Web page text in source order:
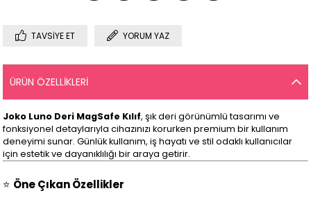
TAVSIYE ET YORUM YAZ
ÜRÜN ÖZELLIKLERI
Joko Luno Deri MagSafe Kılıf, şık deri görünümlü tasarımı ve
fonksiyonel detaylarıyla cihazınızı korurken premium bir kullanım
deneyimi sunar. Günlük kullanım, iş hayatı ve stil odaklı kullanıcılar
için estetik ve dayanıklılığı bir araya getirir.
⭐ Öne Çıkan Özellikler